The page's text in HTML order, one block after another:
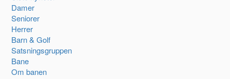
Damer
Seniorer
Herrer
Barn & Golf
Satsningsgruppen
Bane
Om banen